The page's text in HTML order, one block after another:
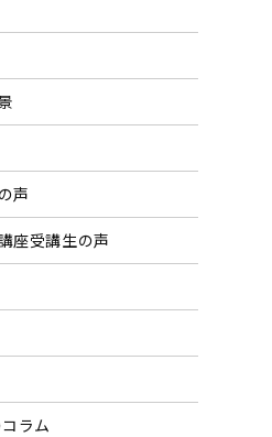
声
座受講生の声
ラム